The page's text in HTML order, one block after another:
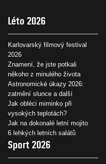
Léto 2026
Karlovarský filmový festival
2026
Znamení, že jste potkali
někoho z minulého života
Astronomické úkazy 2026:
zatmění slunce a další
Jak obléci miminko při
vysokých teplotách?
Jak na dokonalé letní mojito
6 lehkých letních salátů
Sport 2026